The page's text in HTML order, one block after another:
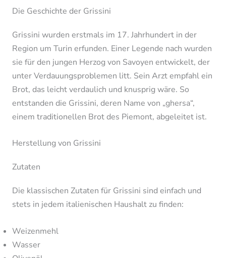
Die Geschichte der Grissini
Grissini wurden erstmals im 17. Jahrhundert in der
Region um Turin erfunden. Einer Legende nach wurden
sie für den jungen Herzog von Savoyen entwickelt, der
unter Verdauungsproblemen litt. Sein Arzt empfahl ein
Brot, das leicht verdaulich und knusprig wäre. So
entstanden die Grissini, deren Name von „ghersa“,
einem traditionellen Brot des Piemont, abgeleitet ist.
Herstellung von Grissini
Zutaten
Die klassischen Zutaten für Grissini sind einfach und
stets in jedem italienischen Haushalt zu finden:
Weizenmehl
Wasser